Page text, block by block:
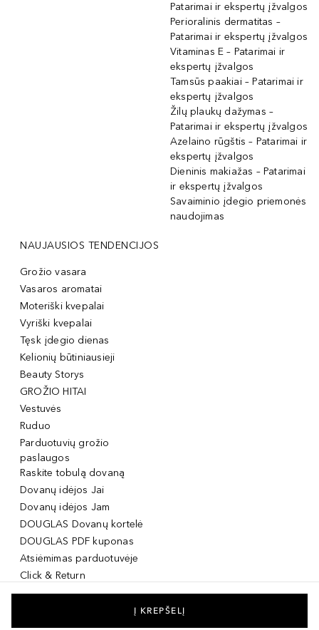
Patarimai ir ekspertų įžvalgos
Perioralinis dermatitas –
Patarimai ir ekspertų įžvalgos
Vitaminas E – Patarimai ir
ekspertų įžvalgos
Tamsūs paakiai – Patarimai ir
ekspertų įžvalgos
Žilų plaukų dažymas –
Patarimai ir ekspertų įžvalgos
Azelaino rūgštis – Patarimai ir
ekspertų įžvalgos
Dieninis makiažas – Patarimai
ir ekspertų įžvalgos
Savaiminio įdegio priemonės
naudojimas
NAUJAUSIOS TENDENCIJOS
Grožio vasara
Vasaros aromatai
Moteriški kvepalai
Vyriški kvepalai
Tęsk įdegio dienas
Kelionių būtiniausieji
Beauty Storys
GROŽIO HITAI
Vestuvės
Ruduo
Parduotuvių grožio
paslaugos
Raskite tobulą dovaną
Dovanų idėjos Jai
Dovanų idėjos Jam
DOUGLAS Dovanų kortelė
DOUGLAS PDF kuponas
Atsiėmimas parduotuvėje
Click & Return
DOUGLAS Grožio Kortelė
Į KREPŠELĮ